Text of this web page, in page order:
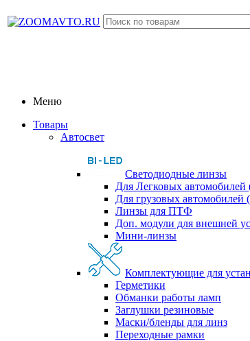
Меню
Товары
Автосвет
Светодиодные линзы
Для Легковых автомобилей
Для грузовых автомобилей
Линзы для ПТФ
Доп. модули для внешней
Мини-линзы
Комплектующие для
Герметики
Обманки работы ламп
Заглушки резиновые
Маски/бленды для линз
Переходные рамки